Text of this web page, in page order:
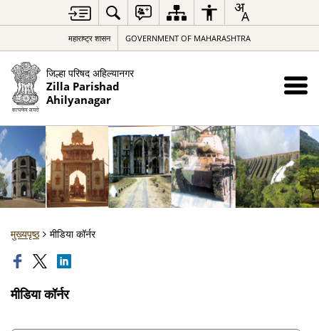
महाराष्ट्र शासन GOVERNMENT OF MAHARASHTRA
जिल्हा परिषद अहिल्यानगर
Zilla Parishad
Ahilyanagar
मुख्यपृष्ठ मीडिया कॉर्नर
मीडिया कॉर्नर